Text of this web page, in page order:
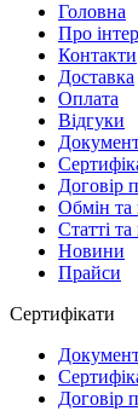
Головна
Про
Контакти
Доставка
Оплата
Відгуки
Договір
Обмін та
Статті
Новини
Прайси
Сертифікати
Договір